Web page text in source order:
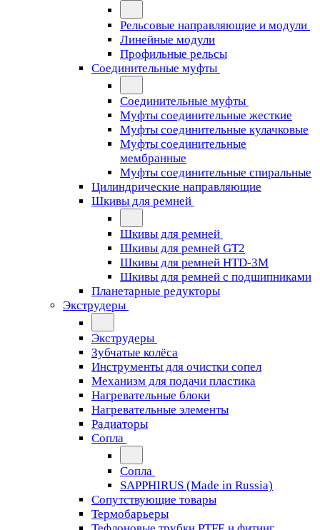
Рельсовые направляющие и модули
Линейные модули
Профильные рельсы
Соединительные муфты
Соединительные муфты
Муфты соединительные жесткие
Муфты соединительные кулачковые
Муфты соединительные
мембранные
Муфты соединительные спиральные
Цилиндрические направляющие
Шкивы для ремней
Шкивы для ремней
Шкивы для ремней GT2
Шкивы для ремней HTD-3M
Шкивы для ремней с подшипниками
Планетарные редукторы
Экструдеры
Экструдеры
Зубчатые колёса
Инструменты для очистки сопел
Механизм для подачи пластика
Нагревательные блоки
Нагревательные элементы
Радиаторы
Сопла
Сопла
SAPPHIRUS (Made in Russia)
Сопутствующие товары
Термобарьеры